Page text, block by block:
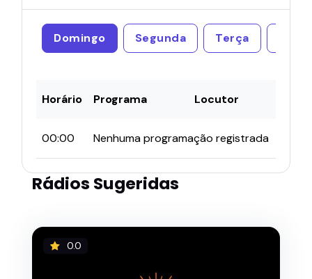
Domingo Segunda Terça
Horário Programa Locutor
00:00 Nenhuma programação registrada
Rádios Sugeridas
0.0